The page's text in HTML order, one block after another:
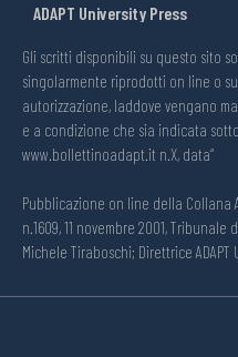
ADAPT University Press
Gli scritti disponibili su questo sito
singolarmente riprodotti on line o
autorizzazione, laddove vengano
e a condizione che sia indicata
www.bollettinoadapt.it n.X, data“
Pubblicazione on line della Collana
n.1609, 11 novembre 2001,
Michele Tiraboschi; Direttrice ADAPT